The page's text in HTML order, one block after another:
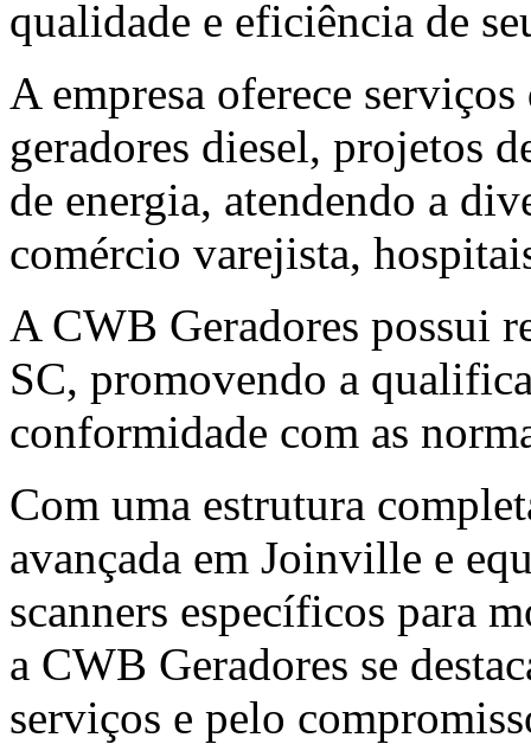
qualidade e eficiência de
A empresa oferece
geradores diesel, projetos
de energia, atendendo a
comércio varejista,
A CWB Geradores possui
SC, promovendo a
conformidade com as
Com uma estrutura
avançada em Joinville e
scanners específicos para
a CWB Geradores se
serviços e pelo